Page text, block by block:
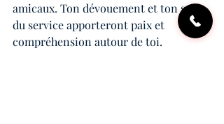
amicaux. Ton dévouement et ton sens
du service apporteront paix et
compréhension autour de toi.